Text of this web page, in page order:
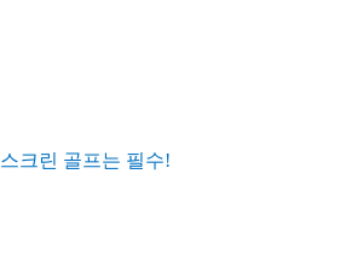
스크린 골프는 필수!